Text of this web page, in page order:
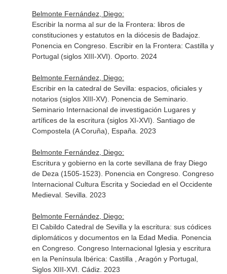
Belmonte Fernández, Diego:
Escribir la norma al sur de la Frontera: libros de
constituciones y estatutos en la diócesis de Badajoz.
Ponencia en Congreso. Escribir en la Frontera: Castilla y
Portugal (siglos XIII-XVI). Oporto. 2024
Belmonte Fernández, Diego:
Escribir en la catedral de Sevilla: espacios, oficiales y
notarios (siglos XIII-XV). Ponencia de Seminario.
Seminario Internacional de investigación Lugares y
artífices de la escritura (siglos XI-XVI). Santiago de
Compostela (A Coruña), España. 2023
Belmonte Fernández, Diego:
Escritura y gobierno en la corte sevillana de fray Diego
de Deza (1505-1523). Ponencia en Congreso. Congreso
Internacional Cultura Escrita y Sociedad en el Occidente
Medieval. Sevilla. 2023
Belmonte Fernández, Diego:
El Cabildo Catedral de Sevilla y la escritura: sus códices
diplomáticos y documentos en la Edad Media. Ponencia
en Congreso. Congreso Internacional Iglesia y escritura
en la Península Ibérica: Castilla , Aragón y Portugal,
Siglos XIII-XVI. Cádiz. 2023